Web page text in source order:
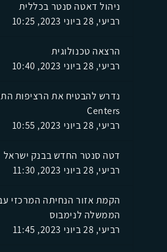
ניהול דאטה סנטר בכללית
רביעי, 28 ביוני 2023, 10:25
הרצאה טכנולוגית
רביעי, 28 ביוני 2023, 10:40
Centers
רביעי, 28 ביוני 2023, 10:55
דטה סנטר החדש בבנק ישראל
רביעי, 28 ביוני 2023, 11:30
הקמת אזור הנחיתה המרכזי
הממשלה לנימבוס
רביעי, 28 ביוני 2023, 11:45